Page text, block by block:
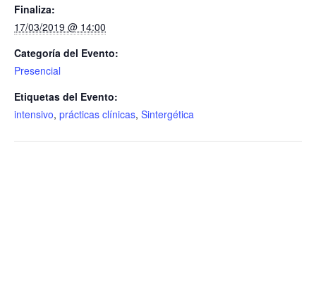
Finaliza:
17/03/2019 @ 14:00
Categoría del Evento:
Presencial
Etiquetas del Evento:
intensivo, prácticas clínicas, Sintergética